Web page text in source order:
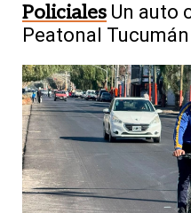
Policiales Un auto
Peatonal